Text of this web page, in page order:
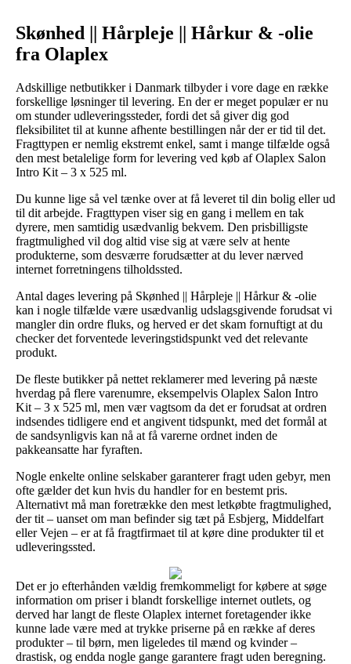
Skønhed || Hårpleje || Hårkur & -olie
fra Olaplex
Adskillige netbutikker i Danmark tilbyder i vore dage en række
forskellige løsninger til levering. En der er meget populær er nu
om stunder udleveringssteder, fordi det så giver dig god
fleksibilitet til at kunne afhente bestillingen når der er tid til det.
Fragttypen er nemlig ekstremt enkel, samt i mange tilfælde også
den mest betalelige form for levering ved køb af Olaplex Salon
Intro Kit – 3 x 525 ml.
Du kunne lige så vel tænke over at få leveret til din bolig eller ud
til dit arbejde. Fragttypen viser sig en gang i mellem en tak
dyrere, men samtidig usædvanlig bekvem. Den prisbilligste
fragtmulighed vil dog altid vise sig at være selv at hente
produkterne, som desværre forudsætter at du lever nærved
internet forretningens tilholdssted.
Antal dages levering på Skønhed || Hårpleje || Hårkur & -olie
kan i nogle tilfælde være usædvanlig udslagsgivende forudsat vi
mangler din ordre fluks, og herved er det skam fornuftigt at du
checker det forventede leveringstidspunkt ved det relevante
produkt.
De fleste butikker på nettet reklamerer med levering på næste
hverdag på flere varenumre, eksempelvis Olaplex Salon Intro
Kit – 3 x 525 ml, men vær vagtsom da det er forudsat at ordren
indsendes tidligere end et angivent tidspunkt, med det formål at
de sandsynligvis kan nå at få varerne ordnet inden de
pakkeansatte har fyraften.
Nogle enkelte online selskaber garanterer fragt uden gebyr, men
ofte gælder det kun hvis du handler for en bestemt pris.
Alternativt må man foretrække den mest letkøbte fragtmulighed,
der tit – uanset om man befinder sig tæt på Esbjerg, Middelfart
eller Vejen – er at få fragtfirmaet til at køre dine produkter til et
udleveringssted.
Det er jo efterhånden vældig fremkommeligt for købere at søge
information om priser i blandt forskellige internet outlets, og
derved har langt de fleste Olaplex internet foretagender ikke
kunne lade være med at trykke priserne på en række af deres
produkter – til børn, men ligeledes til mænd og kvinder –
drastisk, og endda nogle gange garantere fragt uden beregning.